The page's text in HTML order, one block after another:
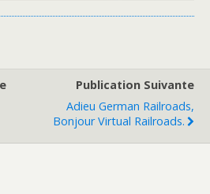
Publication Suivante
Adieu German Railroads,
Bonjour Virtual Railroads.